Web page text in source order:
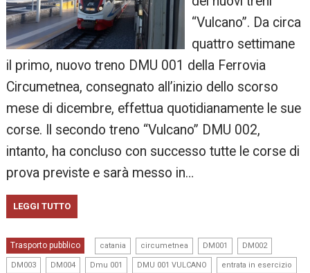
“Vulcano”. Da circa
quattro settimane
il primo, nuovo treno DMU 001 della Ferrovia
Circumetnea, consegnato all’inizio dello scorso
mese di dicembre, effettua quotidianamente le sue
corse. Il secondo treno “Vulcano” DMU 002,
intanto, ha concluso con successo tutte le corse di
prova previste e sarà messo in…
LEGGI TUTTO
Trasporto pubblico catania circumetnea DM001 DM002
DM003 DM004 Dmu 001 DMU 001 VULCANO entrata in esercizio